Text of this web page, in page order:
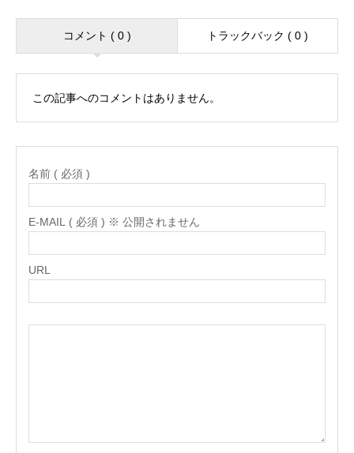
コメント ( 0 ) トラックバック ( 0 )
この記事へのコメントはありません。
名前 ( 必須 )
E-MAIL ( 必須 ) ※ 公開されません
URL